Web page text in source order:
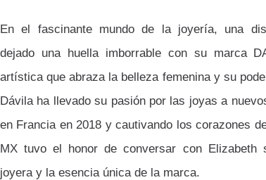
En el fascinante mundo de la joyería, una
dejado una huella imborrable con su marca
artística que abraza la belleza femenina y su
Dávila ha llevado su pasión por las joyas a
en Francia en 2018 y cautivando los corazones
MX tuvo el honor de conversar con Elizabeth
joyera y la esencia única de la marca.